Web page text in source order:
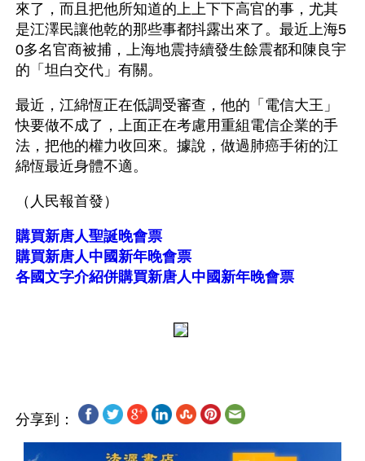
來了，而且把他所知道的上上下下高官的事，尤其
是江澤民讓他乾的那些事都抖露出來了。最近上海5
0多名官商被捕，上海地震持續發生餘震都和陳良宇
的「坦白交代」有關。
最近，江綿恆正在低調受審查，他的「電信大王」
快要做不成了，上面正在考慮用重組電信企業的手
法，把他的權力收回來。據說，做過肺癌手術的江
綿恆最近身體不適。
（人民報首發）
購買新唐人聖誕晚會票
購買新唐人中國新年晚會票
各國文字介紹併購買新唐人中國新年晚會票
分享到：